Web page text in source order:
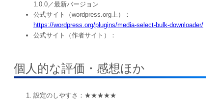
1.0.0／最新バージョン
公式サイト（wordpress.org上）：
https://wordpress.org/plugins/media-select-bulk-downloader/
公式サイト（作者サイト）：
個人的な評価・感想ほか
設定のしやすさ：★★★★★